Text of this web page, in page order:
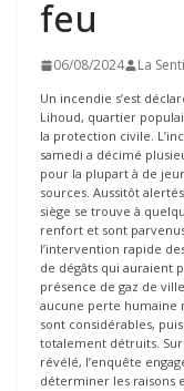
feu
06/08/2024 La
Un incendie s’est
Lihoud, quartier
la protection civile.
samedi a décimé
pour la plupart à de
sources. Aussitôt
siège se trouve à
renfort et sont
l’intervention rapide
de dégâts qui auraient
présence de gaz de
aucune perte humaine
sont considérables,
totalement détruits. Sur
révélé, l’enquête
déterminer les raisons